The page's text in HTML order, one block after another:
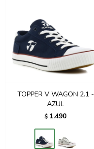
TOPPER V WAGON 2.1 -
AZUL
$ 1.490